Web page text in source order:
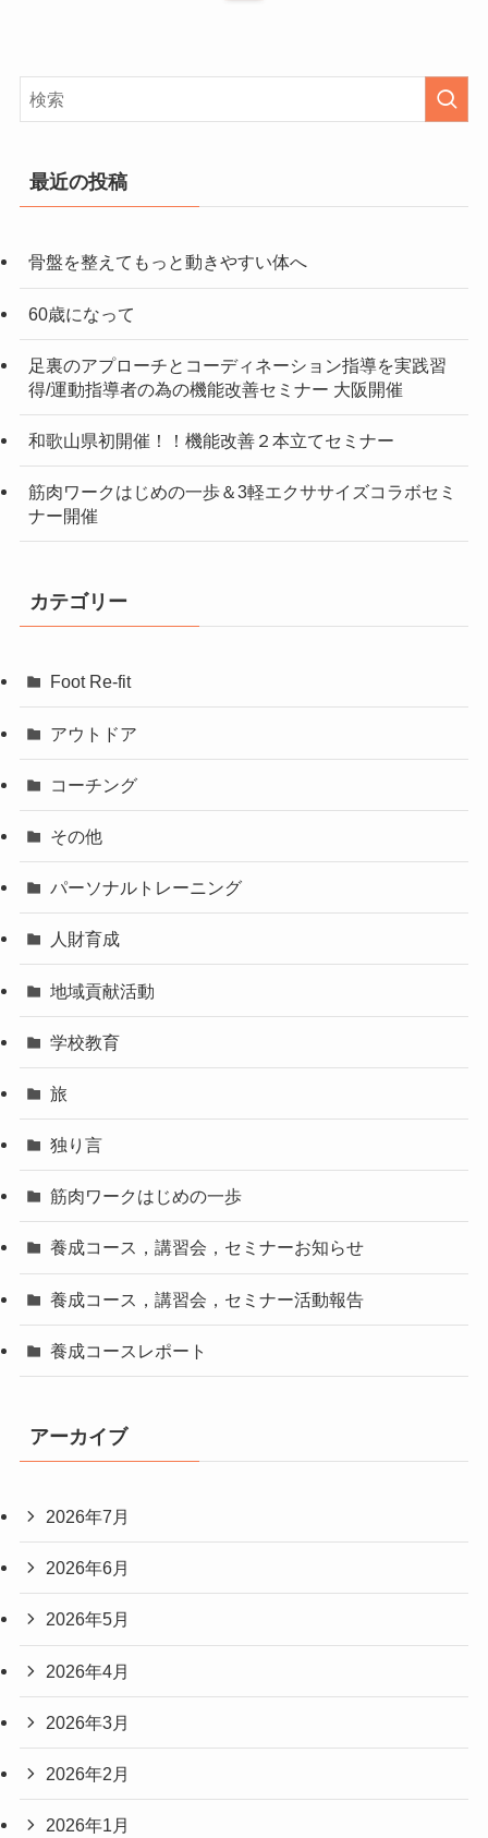
最近の投稿
骨盤を整えてもっと動きやすい体へ
60歳になって
足裏のアプローチとコーディネーション指導を実践習
得/運動指導者の為の機能改善セミナー 大阪開催
和歌山県初開催！！機能改善２本立てセミナー
筋肉ワークはじめの一歩＆3軽エクササイズコラボセミ
ナー開催
カテゴリー
Foot Re-fit
アウトドア
コーチング
その他
パーソナルトレーニング
人財育成
地域貢献活動
学校教育
旅
独り言
筋肉ワークはじめの一歩
養成コース，講習会，セミナーお知らせ
養成コース，講習会，セミナー活動報告
養成コースレポート
アーカイブ
2026年7月
2026年6月
2026年5月
2026年4月
2026年3月
2026年2月
2026年1月